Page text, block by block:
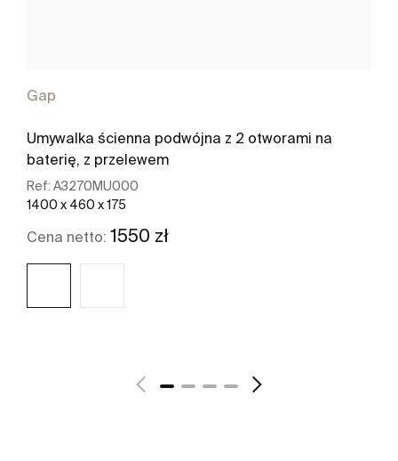
Gap
Umywalka ścienna podwójna z 2 otworami na
baterię, z przelewem
Ref: A3270MU000
1400 x 460 x 175
Cena netto: 1550 zł